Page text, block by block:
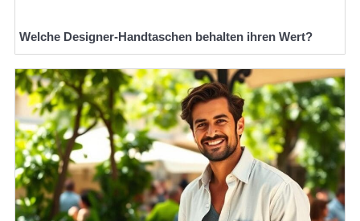
Welche Designer-Handtaschen behalten ihren Wert?